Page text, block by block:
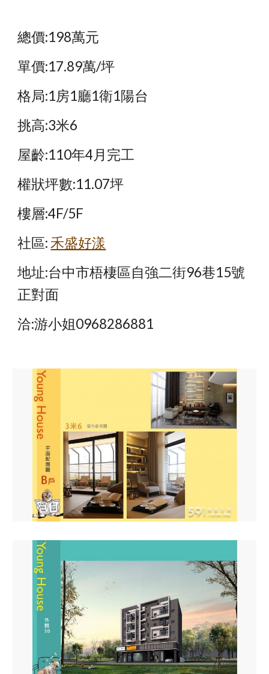
總價:198萬元
單價:17.89萬/坪
格局:1房1廳1衛1陽台
挑高:3米6
屋齡:110年4月完工
權狀坪數:11.07坪
樓層:4F/5F
社區: 禾盛好漾
地址:台中市梧棲區自強二街96巷15號
正對面
洽:游小姐0968286881